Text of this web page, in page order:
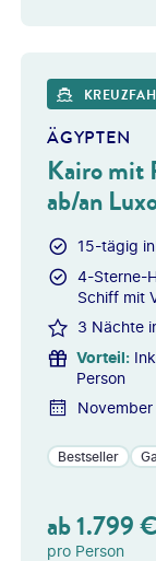
ÄGYPTEN
Kairo mit
ab/an
15-tägig
4-Sterne-
Schiff mit
3 Nächte
Vorteil:
Person
Bestseller
ab1.799
pro Person